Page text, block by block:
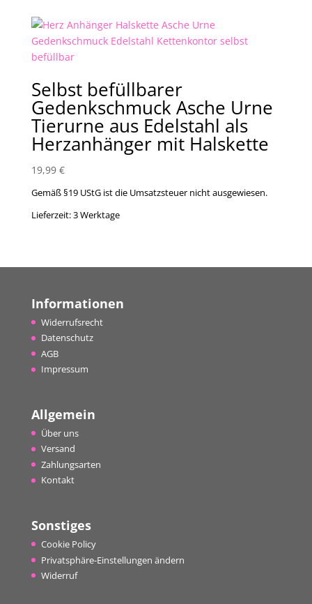
Selbst befüllbarer
Gedenkschmuck Asche Urne
Tierurne aus Edelstahl als
Herzanhänger mit Halskette
19,99 €
Gemäß §19 UStG ist die Umsatzsteuer nicht ausgewiesen.
Lieferzeit:3 Werktage
Informationen
Widerrufsrecht
Datenschutz
AGB
Impressum
Allgemein
Über uns
Versand
Zahlungsarten
Kontakt
Sonstiges
Cookie Policy
Privatsphäre-Einstellungen ändern
Widerruf